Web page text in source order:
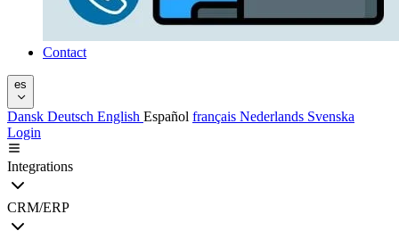
Contact
es
Dansk Deutsch English Español français Nederlands Svenska
Login
Integrations
CRM/ERP